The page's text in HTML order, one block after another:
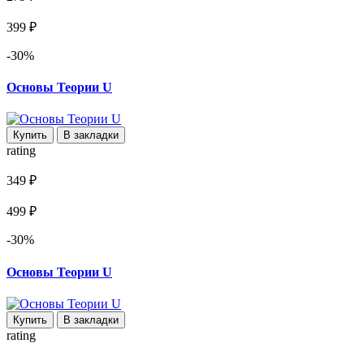
399 ₽
-30%
Основы Теории U
Купить В закладки
rating
349 ₽
499 ₽
-30%
Основы Теории U
Купить В закладки
rating